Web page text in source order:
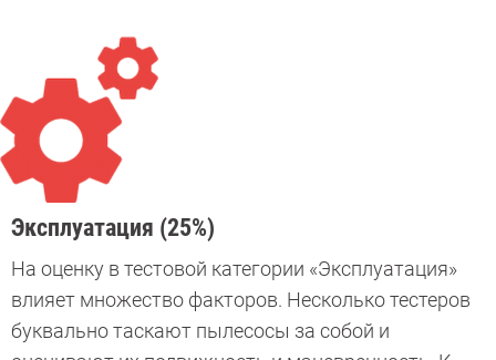
Эксплуатация (25%)
На оценку в тестовой категории «Эксплуатация»
влияет множество факторов. Несколько тестеров
буквально таскают пылесосы за собой и